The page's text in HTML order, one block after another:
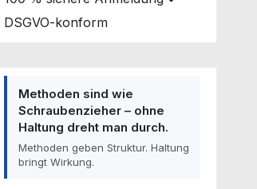
DSGVO-konform
Methoden sind wie
Schraubenzieher – ohne
Haltung dreht man durch.
Methoden geben Struktur. Haltung
bringt Wirkung.